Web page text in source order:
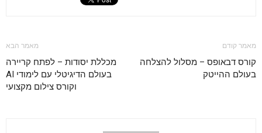
מאמר קודם
קורס דבאופס – מסלול להצלחה
בעולם ההייטק
מאמר הבא
מכללת יסודות – לפתח קריירה
בעולם הדיגיטלי עם לימודי AI
וקורס צילום מקצועי